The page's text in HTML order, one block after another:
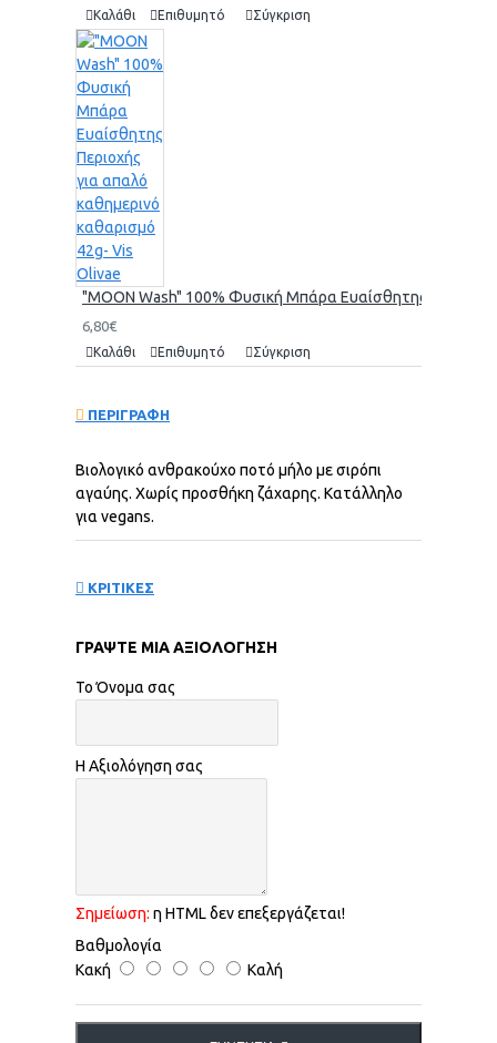
Καλάθι Επιθυμητό Σύγκριση
"MOON Wash" 100% Φυσική Μπάρα Ευαίσθητης
6,80€
Καλάθι Επιθυμητό Σύγκριση
ΠΕΡΙΓΡΑΦΗ
Βιολογικό ανθρακούχο ποτό μήλο με σιρόπι
αγαύης. Χωρίς προσθήκη ζάχαρης. Kατάλληλο
για vegans.
ΚΡΙΤΙΚΕΣ
ΓΡΆΨΤΕ ΜΙΑ ΑΞΙΟΛΌΓΗΣΗ
Το Όνομα σας
Η Αξιολόγηση σας
Σημείωση: η HTML δεν επεξεργάζεται!
Βαθμολογία
Κακή
Καλή